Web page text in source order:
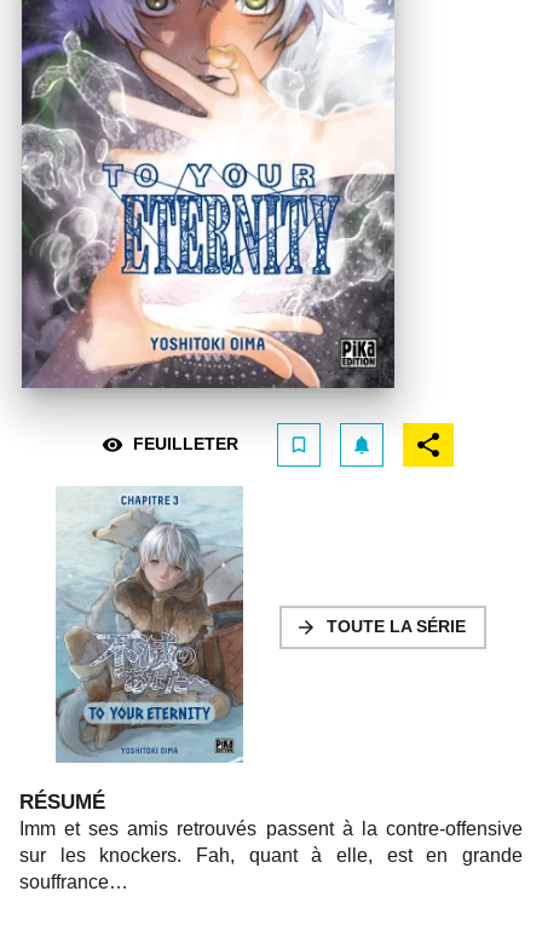
visibility FEUILLETER bookmark_border notifications
arrow_forward TOUTE LA SÉRIE
RÉSUMÉ
Imm et ses amis retrouvés passent à la contre-offensive
sur les knockers. Fah, quant à elle, est en grande
souffrance…